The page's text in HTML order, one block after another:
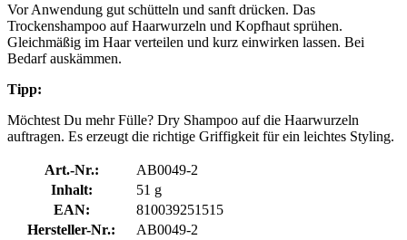
Vor Anwendung gut schütteln und sanft drücken. Das
Trockenshampoo auf Haarwurzeln und Kopfhaut sprühen.
Gleichmäßig im Haar verteilen und kurz einwirken lassen. Bei
Bedarf auskämmen.
Tipp:
Möchtest Du mehr Fülle? Dry Shampoo auf die Haarwurzeln
auftragen. Es erzeugt die richtige Griffigkeit für ein leichtes Styling.
Art.-Nr.:
AB0049-2
Inhalt:
51 g
EAN:
810039251515
Hersteller-Nr.:
AB0049-2